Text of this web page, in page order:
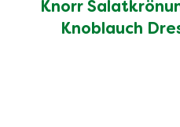
Knorr
Knoblauch